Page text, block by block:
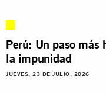
Perú: Un paso más
la impunidad
JUEVES, 23 DE JULIO, 2026